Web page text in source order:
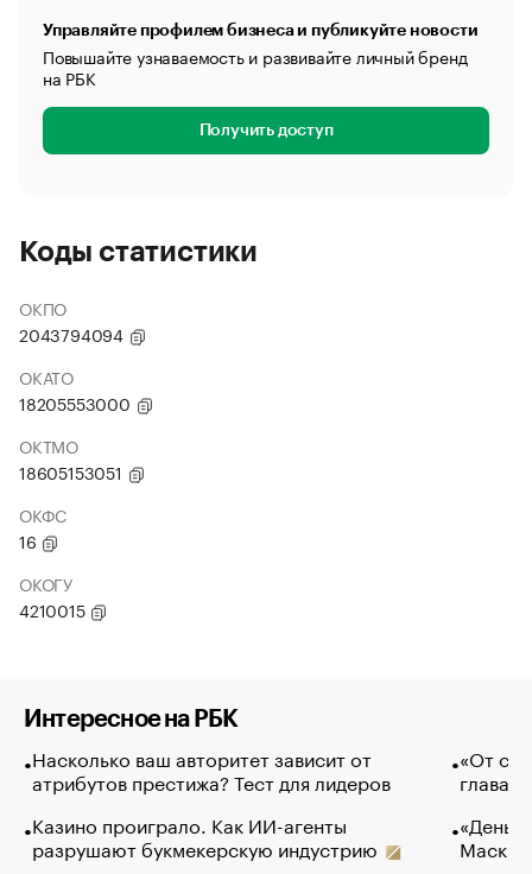
Управляйте профилем бизнеса и публикуйте новости
Повышайте узнаваемость и развивайте личный бренд
на РБК
Получить доступ
Коды статистики
ОКПО
2043794094
ОКАТО
18205553000
ОКТМО
18605153051
ОКФС
16
ОКОГУ
4210015
Интересное на РБК
Насколько ваш авторитет зависит от
атрибутов престижа? Тест для лидеров
Казино проиграло. Как ИИ-агенты
разрушают букмекерскую индустрию
«От
глава
Маск в